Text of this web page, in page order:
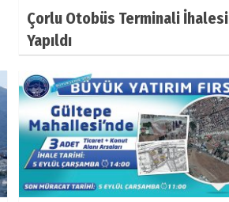
Çorlu Otobüs Terminali İhalesi
Yapıldı